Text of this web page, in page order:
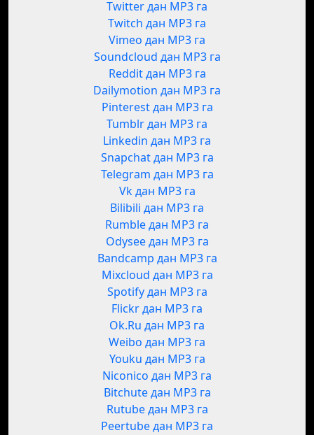
Twitter дан MP3 га
Twitch дан MP3 га
Vimeo дан MP3 га
Soundcloud дан MP3 га
Reddit дан MP3 га
Dailymotion дан MP3 га
Pinterest дан MP3 га
Tumblr дан MP3 га
Linkedin дан MP3 га
Snapchat дан MP3 га
Telegram дан MP3 га
Vk дан MP3 га
Bilibili дан MP3 га
Rumble дан MP3 га
Odysee дан MP3 га
Bandcamp дан MP3 га
Mixcloud дан MP3 га
Spotify дан MP3 га
Flickr дан MP3 га
Ok.Ru дан MP3 га
Weibo дан MP3 га
Youku дан MP3 га
Niconico дан MP3 га
Bitchute дан MP3 га
Rutube дан MP3 га
Peertube дан MP3 га